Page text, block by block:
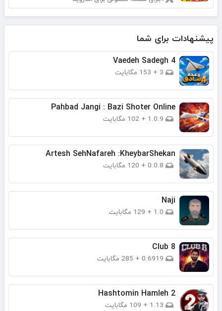
پیشنهادات برای شما
Vaedeh Sadegh 4
3
+ 153 مگابایت
Pahbad Jangi : Bazi Shoter Online
1.0.9
+ 102 مگابایت
Artesh SehNafareh :KheybarShekan
0.0.8
+ 120 مگابایت
Naji
1.0
+ 129 مگابایت
Club 8
0.6919
+ 285 مگابایت
Hashtomin Hamleh 2
1.13
+ 109 مگابایت